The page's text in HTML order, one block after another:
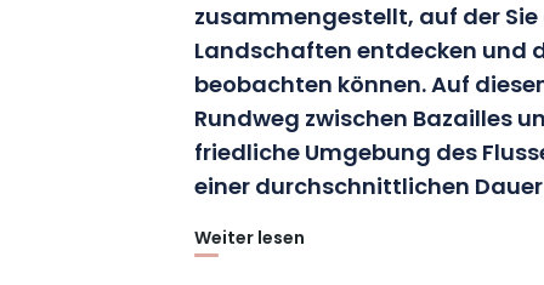
zusammengestellt, auf der
Landschaften entdecken und
beobachten können. Auf
Rundweg zwischen Bazailles
friedliche Umgebung des
einer durchschnittlichen
Auf einer Strecke von 7 km lädt Sie
Weiter lesen